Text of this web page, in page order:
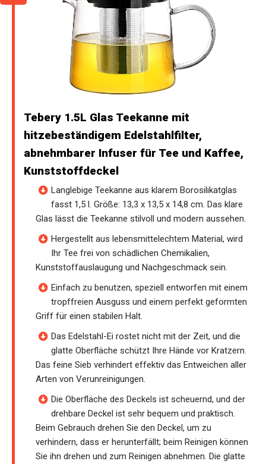
Tebery 1.5L Glas Teekanne mit
hitzebeständigem Edelstahlfilter,
abnehmbarer Infuser für Tee und Kaffee,
Kunststoffdeckel
Langlebige Teekanne aus klarem Borosilikatglas
fasst 1,5 l. Größe: 13,3 x 13,5 x 14,8 cm. Das klare
Glas lässt die Teekanne stilvoll und modern aussehen.
Hergestellt aus lebensmittelechtem Material, wird
Ihr Tee frei von schädlichen Chemikalien,
Kunststoffauslaugung und Nachgeschmack sein.
Einfach zu benutzen, speziell entworfen mit einem
tropffreien Ausguss und einem perfekt geformten
Griff für einen stabilen Halt.
Das Edelstahl-Ei rostet nicht mit der Zeit, und die
glatte Oberfläche schützt Ihre Hände vor Kratzern.
Das feine Sieb verhindert effektiv das Entweichen aller
Arten von Verunreinigungen.
Die Oberfläche des Deckels ist scheuernd, und der
drehbare Deckel ist sehr bequem und praktisch.
Beim Gebrauch drehen Sie den Deckel, um zu
verhindern, dass er herunterfällt; beim Reinigen können
Sie ihn drehen und zum Reinigen abnehmen. Die glatte